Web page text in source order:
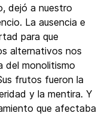
dejó a nuestro
La ausencia e
para que
alternativos nos
del monolitismo
frutos fueron la
y la mentira. Y
que afectaba